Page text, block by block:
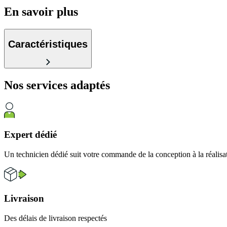
En savoir plus
Caractéristiques
Nos services adaptés
Expert dédié
Un technicien dédié suit votre commande de la conception à la
Livraison
Des délais de livraison respectés